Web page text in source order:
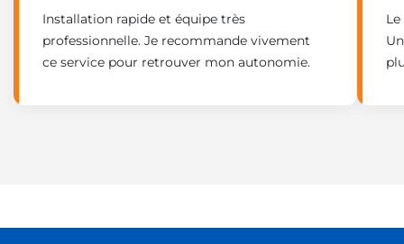
Installation rapide et équipe très
professionnelle. Je recommande vivement
ce service pour retrouver mon autonomie.